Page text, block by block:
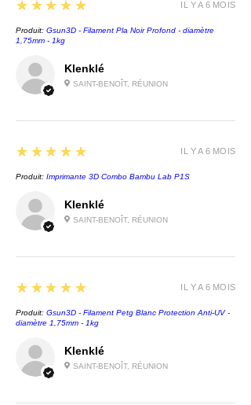
Klenklé
SAINT-BENOÎT, RÉUNION
5
★★★★★
Produit: Gsun3D - Filament Pla Noir Profond - diamètre
1,75mm - 1kg
IL Y A 6 MOIS
Klenklé
SAINT-BENOÎT, RÉUNION
5
★★★★★
Produit: Imprimante 3D Combo Bambu Lab P1S
IL Y A 6 MOIS
Klenklé
SAINT-BENOÎT, RÉUNION
5
★★★★★
Produit: Gsun3D - Filament Petg Blanc Protection Anti-UV -
diamètre 1,75mm - 1kg
IL Y A 6 MOIS